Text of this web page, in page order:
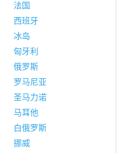
法国
西班牙
冰岛
匈牙利
俄罗斯
罗马尼亚
圣马力诺
马耳他
白俄罗斯
挪威